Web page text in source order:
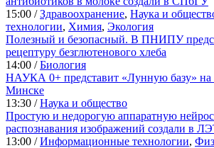
15:00 /Здравоохранение, Наука и
технологии, Химия, Экология
Полезный и безопасный. В ПНИПУ
рецептуру безглютенового хлеба
14:00 /Биология
НАУКА 0+ представит «Лунную базу» на
Минске
13:30 /Наука и общество
Простую и недорогую аппаратную
распознавания изображений создали в
13:00 /Информационные технологии,